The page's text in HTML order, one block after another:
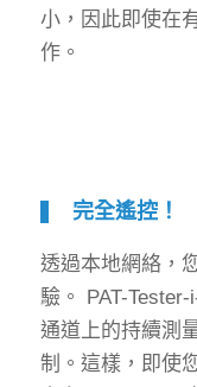
小，因此即使在
作。
完全遙控！
透過本地網絡，
驗。 PAT-
通道上的持續測
制。這樣，即使